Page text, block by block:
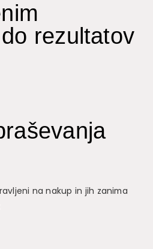
rezultatov
na nakup in jih zanima